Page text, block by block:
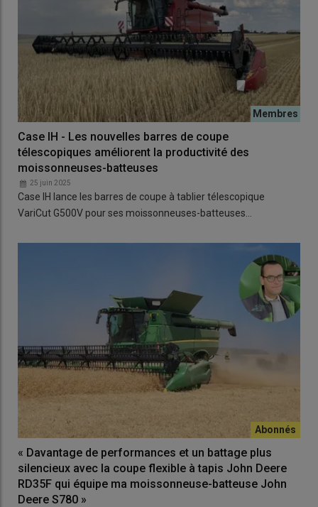
Case IH - Les nouvelles barres de coupe
télescopiques améliorent la productivité des
moissonneuses-batteuses
25 juin 2025
Case IH lance les barres de coupe à tablier télescopique
VariCut G500V pour ses moissonneuses-batteuses…
« Davantage de performances et un battage plus
silencieux avec la coupe flexible à tapis John Deere
RD35F qui équipe ma moissonneuse-batteuse John
Deere S780 »